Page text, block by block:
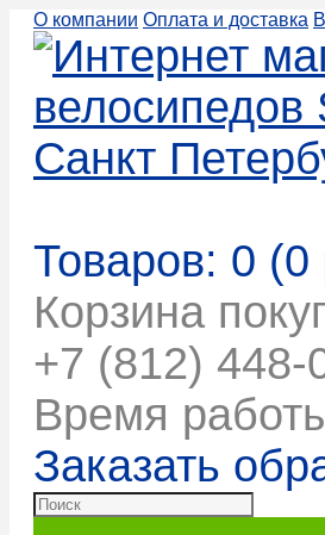
О компании Оплата и доставка
Товаров: 0 (0
Корзина
+7 (812) 448-
Время
Заказать